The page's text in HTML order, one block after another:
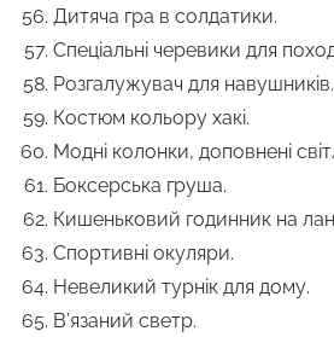
Дитяча гра в солдатики.
Спеціальні черевики для
Розгалужувач для навушників.
Костюм кольору хакі.
Модні колонки, доповнені
Боксерська груша.
Кишеньковий годинник на
Спортивні окуляри.
Невеликий турнік для дому.
В’язаний светр.